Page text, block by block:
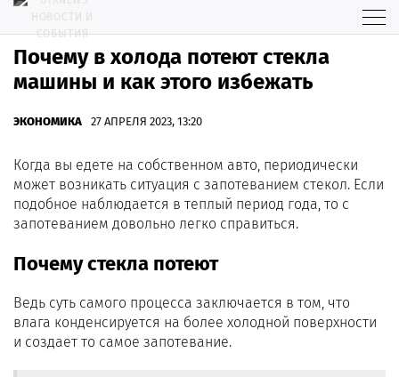
Почему в холода потеют стекла
машины и как этого избежать
ЭКОНОМИКА 27 АПРЕЛЯ 2023, 13:20
Когда вы едете на собственном авто, периодически
может возникать ситуация с запотеванием стекол. Если
подобное наблюдается в теплый период года, то с
запотеванием довольно легко справиться.
Почему стекла потеют
Ведь суть самого процесса заключается в том, что
влага конденсируется на более холодной поверхности
и создает то самое запотевание.